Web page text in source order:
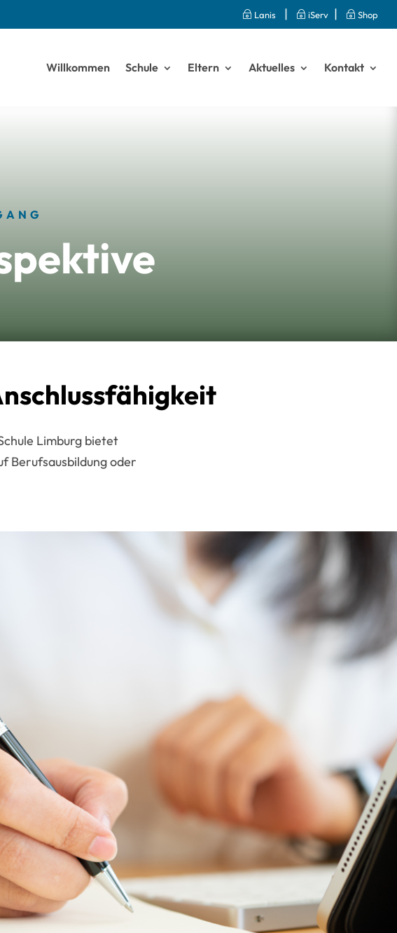
~ Lanis | ~ iServ | ~ Shop
Willkommen Schule Eltern Aktuelles Kontakt
Limburg bietet
Berufsausbildung oder